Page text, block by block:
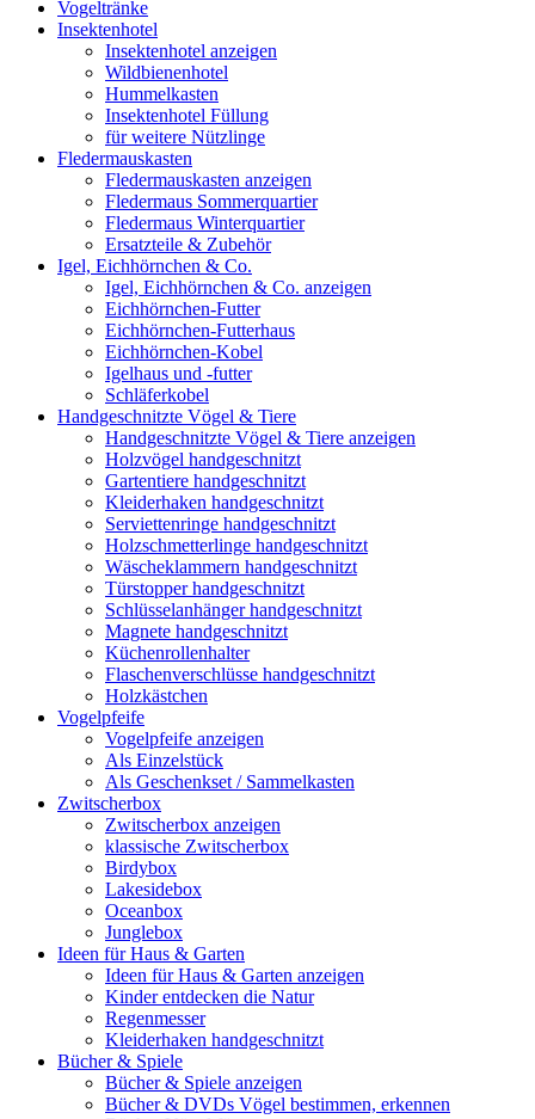
Vogeltränke
Insektenhotel
Insektenhotel anzeigen
Wildbienenhotel
Hummelkasten
Insektenhotel Füllung
für weitere Nützlinge
Fledermauskasten
Fledermauskasten anzeigen
Fledermaus Sommerquartier
Fledermaus Winterquartier
Ersatzteile & Zubehör
Igel, Eichhörnchen & Co.
Igel, Eichhörnchen & Co. anzeigen
Eichhörnchen-Futter
Eichhörnchen-Futterhaus
Eichhörnchen-Kobel
Igelhaus und -futter
Schläferkobel
Handgeschnitzte Vögel & Tiere
Handgeschnitzte Vögel & Tiere anzeigen
Holzvögel handgeschnitzt
Gartentiere handgeschnitzt
Kleiderhaken handgeschnitzt
Serviettenringe handgeschnitzt
Holzschmetterlinge handgeschnitzt
Wäscheklammern handgeschnitzt
Türstopper handgeschnitzt
Schlüsselanhänger handgeschnitzt
Magnete handgeschnitzt
Küchenrollenhalter
Flaschenverschlüsse handgeschnitzt
Holzkästchen
Vogelpfeife
Vogelpfeife anzeigen
Als Einzelstück
Als Geschenkset / Sammelkasten
Zwitscherbox
Zwitscherbox anzeigen
klassische Zwitscherbox
Birdybox
Lakesidebox
Oceanbox
Junglebox
Ideen für Haus & Garten
Ideen für Haus & Garten anzeigen
Kinder entdecken die Natur
Regenmesser
Kleiderhaken handgeschnitzt
Bücher & Spiele
Bücher & Spiele anzeigen
Bücher & DVDs Vögel bestimmen, erkennen